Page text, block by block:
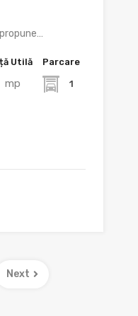
Utilă
mp
Parcare
1
Next